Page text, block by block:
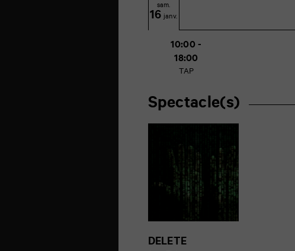
sam.
16 janv.
10:00 -
18:00
TAP
Spectacle(s)
DELETE